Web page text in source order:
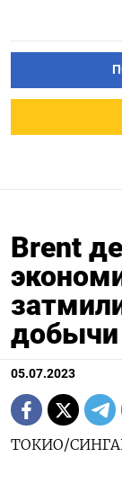
Brent
добычи
05.07.2023
ТОКИО/